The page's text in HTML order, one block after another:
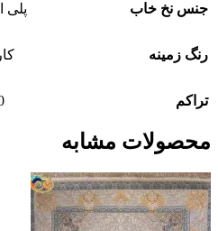
جنس نخ خاب پلی
رنگ زمینه
تراکم
محصولات مشابه